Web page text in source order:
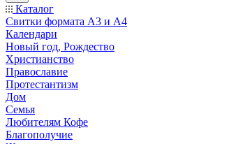
Каталог
Свитки формата А3 и А4
Календари
Новый год, Рождество
Христианство
Православие
Протестантизм
Дом
Семья
Любителям Кофе
Благополучие